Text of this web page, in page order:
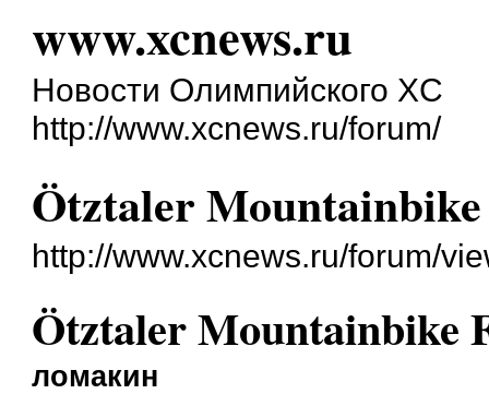
www.xcnews.ru
Новости Олимпийского XC
http://www.xcnews.ru/forum/
Ötztaler Mountainbike
http://www.xcnews.ru/forum/
Ötztaler Mountainbike
ломакин